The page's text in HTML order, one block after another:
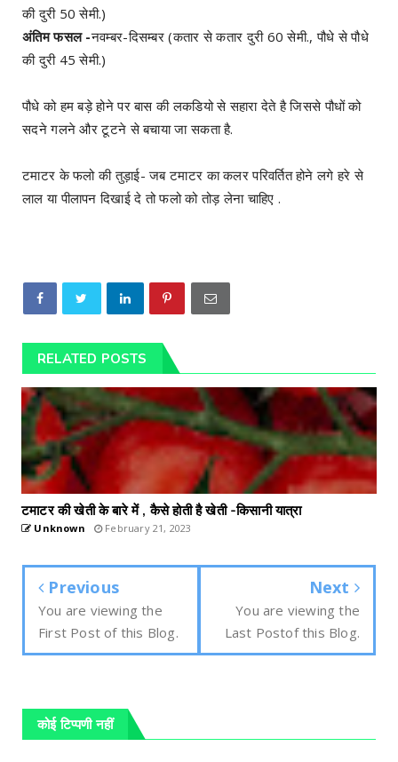
की दुरी 50 सेमी.)
अंतिम फसल -नवम्बर-दिसम्बर (कतार से कतार दुरी 60 सेमी., पौधे से पौधे
की दुरी 45 सेमी.)
पौधे को हम बड़े होने पर बास की लकडियो से सहारा देते है जिससे पौधों को
सदने गलने और टूटने से बचाया जा सकता है.
टमाटर के फलो की तुड़ाई- जब टमाटर का कलर परिवर्तित होने लगे हरे से
लाल या पीलापन दिखाई दे तो फलो को तोड़ लेना चाहिए .
RELATED POSTS
टमाटर की खेती के बारे में , कैसे होती है खेती -किसानी यात्रा
Unknown February 21, 2023
Previous
You are viewing the
First Post of this Blog.
Next
You are viewing the
Last Postof this Blog.
कोई टिप्पणी नहीं